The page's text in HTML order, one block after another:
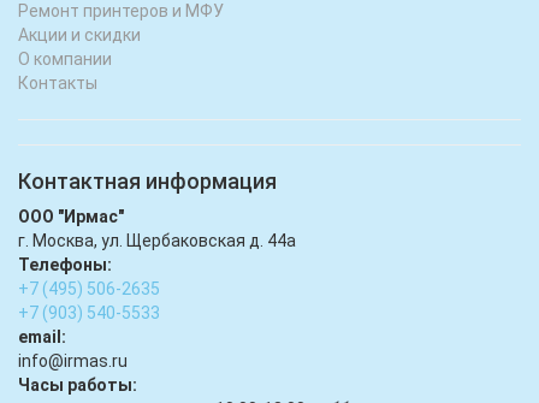
Ремонт принтеров и МФУ
Акции и скидки
О компании
Контакты
Контактная информация
ООО "Ирмас"
г. Москва, ул. Щербаковская д. 44а
Телефоны:
+7 (495) 506-2635
+7 (903) 540-5533
email:
infо@irmas.ru
Часы работы: